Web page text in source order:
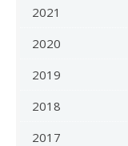
2021
2020
2019
2018
2017